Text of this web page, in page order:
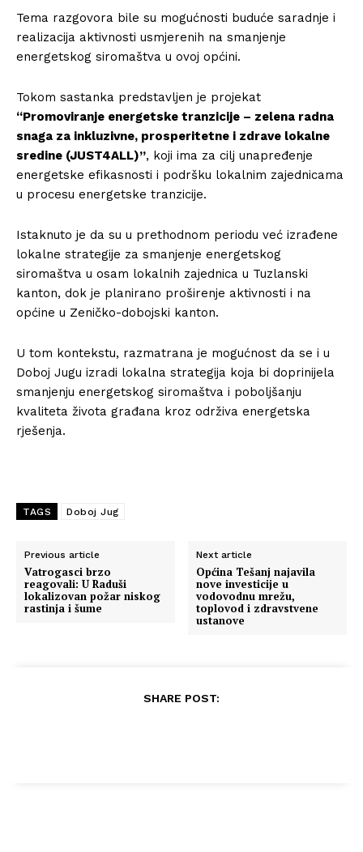
Tema razgovora bile su mogućnosti buduće saradnje i
realizacija aktivnosti usmjerenih na smanjenje
energetskog siromaštva u ovoj općini.
Tokom sastanka predstavljen je projekat
“Promoviranje energetske tranzicije – zelena radna
snaga za inkluzivne, prosperitetne i zdrave lokalne
sredine (JUST4ALL)”, koji ima za cilj unapređenje
energetske efikasnosti i podršku lokalnim zajednicama
u procesu energetske tranzicije.
Istaknuto je da su u prethodnom periodu već izrađene
lokalne strategije za smanjenje energetskog
siromaštva u osam lokalnih zajednica u Tuzlanski
kanton, dok je planirano proširenje aktivnosti i na
općine u Zeničko-dobojski kanton.
U tom kontekstu, razmatrana je mogućnost da se i u
Doboj Jugu izradi lokalna strategija koja bi doprinijela
smanjenju energetskog siromaštva i poboljšanju
kvaliteta života građana kroz održiva energetska
rješenja.
TAGS Doboj Jug
Previous article
Vatrogasci brzo
reagovali: U Raduši
lokalizovan požar niskog
rastinja i šume
Next article
Općina Tešanj najavila
nove investicije u
vodovodnu mrežu,
toplovod i zdravstvene
ustanove
SHARE POST: